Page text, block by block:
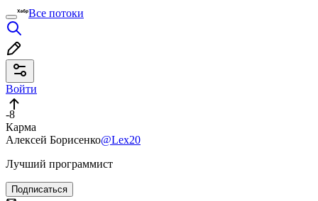
Все потоки
Войти
-8
Карма
Алексей Борисенко@Lex20
Лучший программист
Подписаться